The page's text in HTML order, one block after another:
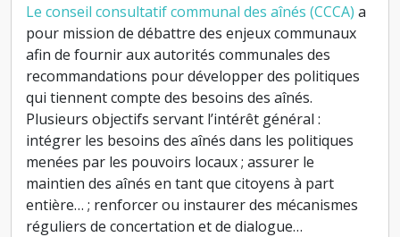
Le conseil consultatif communal des aînés (CCCA) a
pour mission de débattre des enjeux communaux
afin de fournir aux autorités communales des
recommandations pour développer des politiques
qui tiennent compte des besoins des aînés.​
Plusieurs objectifs servant l’intérêt général :
intégrer les besoins des aînés dans les politiques
menées par les pouvoirs locaux ; assurer le
maintien des aînés en tant que citoyens à part
entière… ; renforcer ou instaurer des mécanismes
réguliers de concertation et de dialogue…